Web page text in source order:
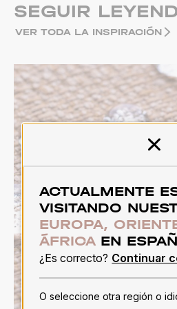
SEGUIR
VER TODA LA INSPIRACIÓN
Cerrar
ACTUALMENTE
VISITANDO
EUROPA,
ÁFRICAEN
¿Es correcto? Continuar
O seleccione otra región o